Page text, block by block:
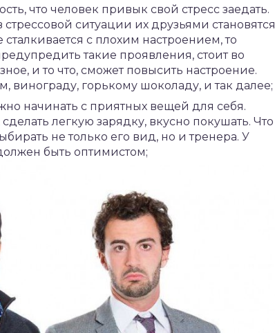
что человек привык свой стресс заедать.
ситуации их друзьями становятся
с плохим настроением, то
такие проявления, стоит во
и то что, сможет повысить настроение.
винограду, горькому шоколаду, и так далее;
начинать с приятных вещей для себя.
легкую зарядку, вкусно покушать. Что
не только его вид, но и тренера. У
быть оптимистом;